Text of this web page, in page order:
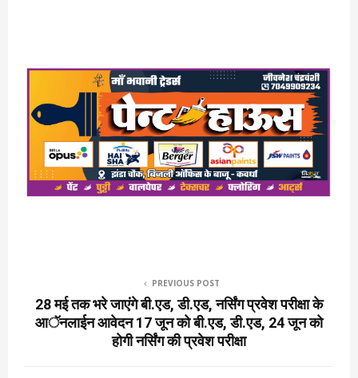
PREVIOUS POST
28 मई तक भरे जाएंगे बी.एड, डी.एड, नर्सिंग प्रवेश परीक्षा के
आॅनलाईन आवेदन 17 जून को बी.एड, डी.एड, 24 जून को
होगी नर्सिंग की प्रवेश परीक्षा